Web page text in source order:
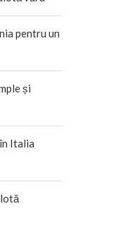
pentru un
și
Italia